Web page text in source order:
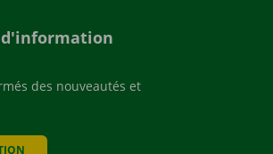
des nouveautés et